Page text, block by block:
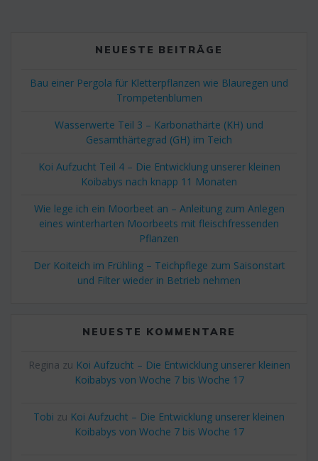
NEUESTE BEITRÄGE
Bau einer Pergola für Kletterpflanzen wie Blauregen und
Trompetenblumen
Wasserwerte Teil 3 – Karbonathärte (KH) und
Gesamthärtegrad (GH) im Teich
Koi Aufzucht Teil 4 – Die Entwicklung unserer kleinen
Koibabys nach knapp 11 Monaten
Wie lege ich ein Moorbeet an – Anleitung zum Anlegen
eines winterharten Moorbeets mit fleischfressenden
Pflanzen
Der Koiteich im Frühling – Teichpflege zum Saisonstart
und Filter wieder in Betrieb nehmen
NEUESTE KOMMENTARE
Regina zu Koi Aufzucht – Die Entwicklung unserer kleinen
Koibabys von Woche 7 bis Woche 17
Tobi zu Koi Aufzucht – Die Entwicklung unserer kleinen
Koibabys von Woche 7 bis Woche 17